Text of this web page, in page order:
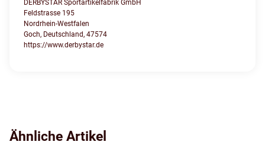
DERBYSTAR Sportartikelfabrik GmbH
Feldstrasse 195
Nordrhein-Westfalen
Goch, Deutschland, 47574
https://www.derbystar.de
Ähnliche Artikel